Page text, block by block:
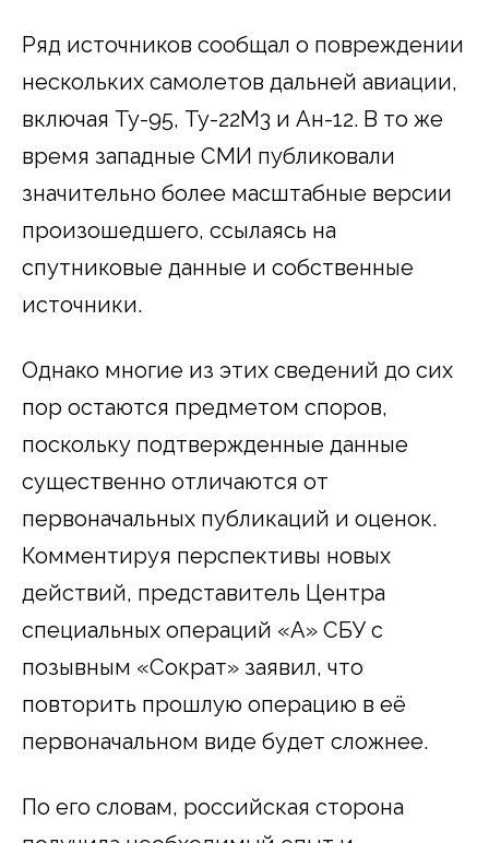
Ряд источников сообщал о повреждении
нескольких самолетов дальней авиации,
включая Ту-95, Ту-22М3 и Ан-12. В то же
время западные СМИ публиковали
значительно более масштабные версии
произошедшего, ссылаясь на
спутниковые данные и собственные
источники.
Однако многие из этих сведений до сих
пор остаются предметом споров,
поскольку подтвержденные данные
существенно отличаются от
первоначальных публикаций и оценок.
Комментируя перспективы новых
действий, представитель Центра
специальных операций «А» СБУ с
позывным «Сократ» заявил, что
повторить прошлую операцию в её
первоначальном виде будет сложнее.
По его словам, российская сторона